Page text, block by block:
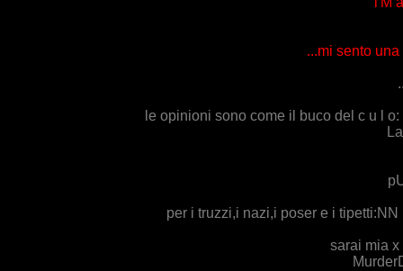
...mi sento
le opinioni sono come il buco del c u l
per i truzzi,i nazi,i poser e i
sarai mia x